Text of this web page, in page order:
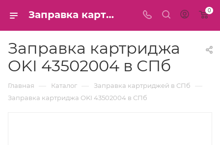
Заправка картриджа OKI 43502004 в СПб 0
Заправка картриджа
OKI 43502004 в СПб
Главная — Каталог — Заправка картриджей в СПб —
Заправка картриджа OKI 43502004 в СПб